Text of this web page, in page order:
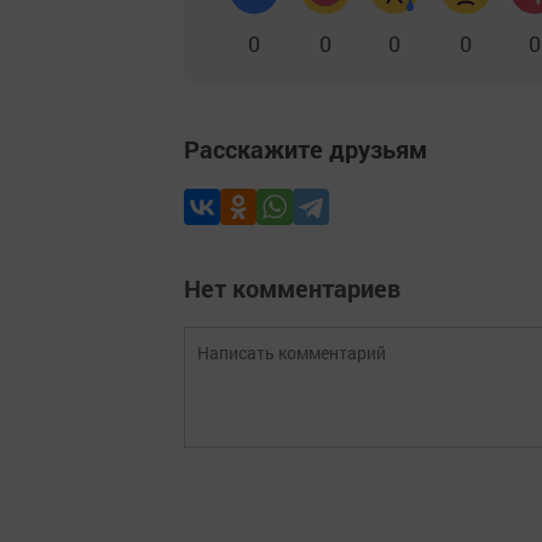
0 0 0 0 0
Расскажите друзьям
Нет комментариев